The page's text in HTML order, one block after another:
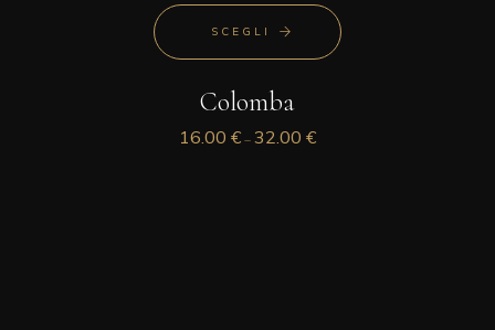
SCEGLI
Colomba
16.00 € – 32.00 €